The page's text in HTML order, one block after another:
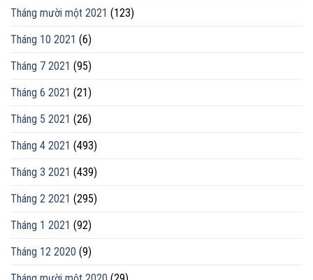
Tháng mười một 2021 (123)
Tháng 10 2021 (6)
Tháng 7 2021 (95)
Tháng 6 2021 (21)
Tháng 5 2021 (26)
Tháng 4 2021 (493)
Tháng 3 2021 (439)
Tháng 2 2021 (295)
Tháng 1 2021 (92)
Tháng 12 2020 (9)